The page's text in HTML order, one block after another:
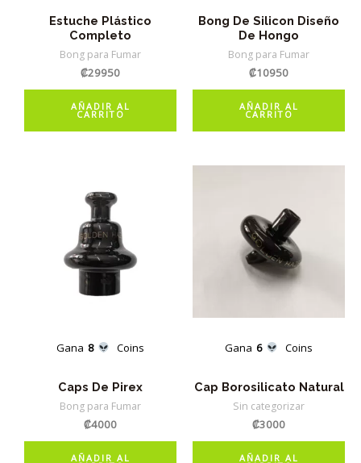
Estuche Plástico
Completo
Bong para Fumar
₡29950
AÑADIR AL
CARRITO
Bong De Silicon Diseño
De Hongo
Bong para Fumar
₡10950
AÑADIR AL
CARRITO
Gana 8 Coins
Caps De Pirex
Bong para Fumar
₡4000
AÑADIR AL
Gana 6 Coins
Cap Borosilicato Natural
Sin categorizar
₡3000
AÑADIR AL